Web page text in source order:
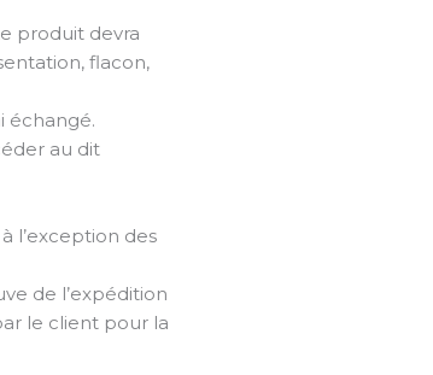
produit devra
flacon,
échangé.
au dit
l’exception des
de l’expédition
le client pour la